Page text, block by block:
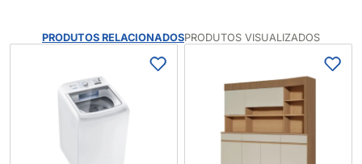
PRODUTOS RELACIONADOSPRODUTOS VISUALIZADOS